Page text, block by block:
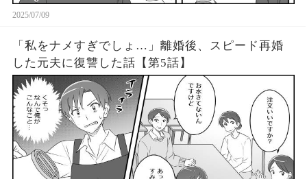
2025/07/09
「私をナメすぎでしょ…」離婚後、スピード再婚
した元夫に復讐した話【第5話】